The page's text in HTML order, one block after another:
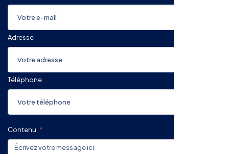
Adresse
Téléphone
Contenu